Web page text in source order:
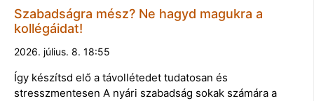
Szabadságra mész? Ne hagyd magukra a
kollégáidat!
2026. július. 8. 18:55
Így készítsd elő a távollétedet tudatosan és
stresszmentesen A nyári szabadság sokak számára a